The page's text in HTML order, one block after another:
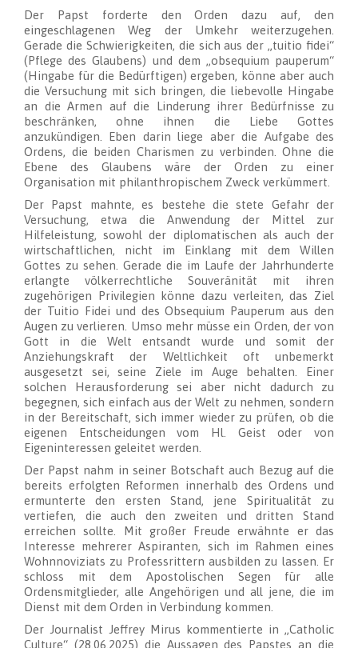
Der Papst forderte den Orden dazu auf, den
eingeschlagenen Weg der Umkehr weiterzugehen.
Gerade die Schwierigkeiten, die sich aus der „tuitio fidei“
(Pflege des Glaubens) und dem „obsequium pauperum“
(Hingabe für die Bedürftigen) ergeben, könne aber auch
die Versuchung mit sich bringen, die liebevolle Hingabe
an die Armen auf die Linderung ihrer Bedürfnisse zu
beschränken, ohne ihnen die Liebe Gottes
anzukündigen. Eben darin liege aber die Aufgabe des
Ordens, die beiden Charismen zu verbinden. Ohne die
Ebene des Glaubens wäre der Orden zu einer
Organisation mit philanthropischem Zweck verkümmert.
Der Papst mahnte, es bestehe die stete Gefahr der
Versuchung, etwa die Anwendung der Mittel zur
Hilfeleistung, sowohl der diplomatischen als auch der
wirtschaftlichen, nicht im Einklang mit dem Willen
Gottes zu sehen. Gerade die im Laufe der Jahrhunderte
erlangte völkerrechtliche Souveränität mit ihren
zugehörigen Privilegien könne dazu verleiten, das Ziel
der Tuitio Fidei und des Obsequium Pauperum aus den
Augen zu verlieren. Umso mehr müsse ein Orden, der von
Gott in die Welt entsandt wurde und somit der
Anziehungskraft der Weltlichkeit oft unbemerkt
ausgesetzt sei, seine Ziele im Auge behalten. Einer
solchen Herausforderung sei aber nicht dadurch zu
begegnen, sich einfach aus der Welt zu nehmen, sondern
in der Bereitschaft, sich immer wieder zu prüfen, ob die
eigenen Entscheidungen vom Hl. Geist oder von
Eigeninteressen geleitet werden.
Der Papst nahm in seiner Botschaft auch Bezug auf die
bereits erfolgten Reformen innerhalb des Ordens und
ermunterte den ersten Stand, jene Spiritualität zu
vertiefen, die auch den zweiten und dritten Stand
erreichen sollte. Mit großer Freude erwähnte er das
Interesse mehrerer Aspiranten, sich im Rahmen eines
Wohnnoviziats zu Professrittern ausbilden zu lassen. Er
schloss mit dem Apostolischen Segen für alle
Ordensmitglieder, alle Angehörigen und all jene, die im
Dienst mit dem Orden in Verbindung kommen.
Der Journalist Jeffrey Mirus kommentierte in „Catholic
Culture“ (28.06.2025) die Aussagen des Papstes an die